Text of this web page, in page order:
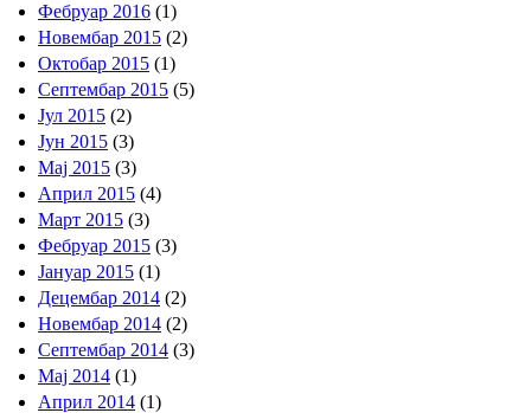
Фебруар 2016 (1)
Новембар 2015 (2)
Октобар 2015 (1)
Септембар 2015 (5)
Јул 2015 (2)
Јун 2015 (3)
Мај 2015 (3)
Април 2015 (4)
Март 2015 (3)
Фебруар 2015 (3)
Јануар 2015 (1)
Децембар 2014 (2)
Новембар 2014 (2)
Септембар 2014 (3)
Мај 2014 (1)
Април 2014 (1)